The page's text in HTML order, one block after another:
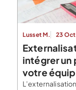
Lusset M. 23
intégrer un
votre